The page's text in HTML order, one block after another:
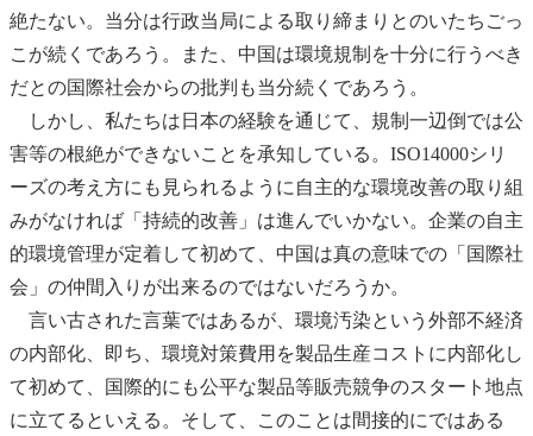
絶たない。当分は行政当局による取り締まりとのいたちごっ
こが続くであろう。また、中国は環境規制を十分に行うべき
だとの国際社会からの批判も当分続くであろう。
しかし、私たちは日本の経験を通じて、規制一辺倒では公
害等の根絶ができないことを承知している。ISO14000シリ
ーズの考え方にも見られるように自主的な環境改善の取り組
みがなければ「持続的改善」は進んでいかない。企業の自主
的環境管理が定着して初めて、中国は真の意味での「国際社
会」の仲間入りが出来るのではないだろうか。
言い古された言葉ではあるが、環境汚染という外部不経済
の内部化、即ち、環境対策費用を製品生産コストに内部化し
て初めて、国際的にも公平な製品等販売競争のスタート地点
に立てるといえる。そして、このことは間接的にではある